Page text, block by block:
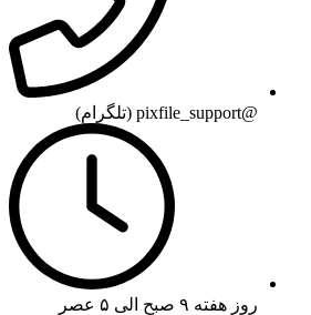
@pixfile_support (تلگرام)
روز هفته ۹ صبح الی ۵ عصر